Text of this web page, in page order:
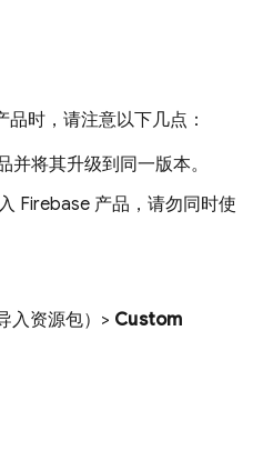
时，请注意以下几点：
将其升级到同一版本。
Firebase 产品，请勿同时使
导入资源包）> Custom